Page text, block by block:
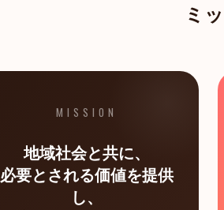
ミ
MISSION
地域社会と共に、
必要とされる価値を提供
し、